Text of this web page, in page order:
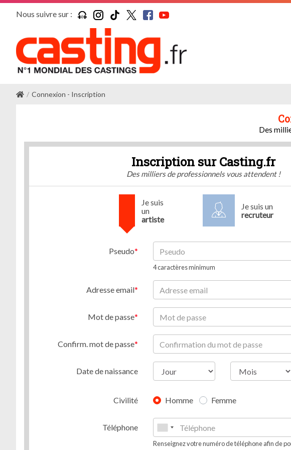
Nous suivre sur :
Connexion - Inscription
Des
Inscription sur Casting.fr
Des milliers de professionnels vous attendent !
Je suis
un
artiste
Je suis un
recruteur
Pseudo
4 caractères minimum
Adresse email
Mot de passe
Confirm. mot de passe
Date de naissance
Civilité Homme Femme
Téléphone
Renseignez votre numéro de téléphone afin de